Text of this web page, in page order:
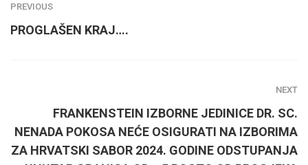
PREVIOUS
PROGLAŠEN KRAJ….
NEXT
FRANKENSTEIN IZBORNE JEDINICE DR. SC.
NENADA POKOSA NEĆE OSIGURATI NA IZBORIMA
ZA HRVATSKI SABOR 2024. GODINE ODSTUPANJA